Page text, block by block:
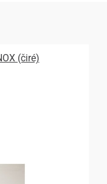
(čiré)